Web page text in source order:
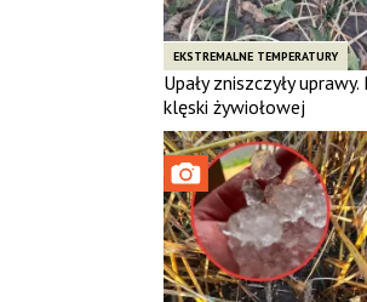
EKSTREMALNE TEMPERATURY
Upały zniszczyły
klęski żywiołowej